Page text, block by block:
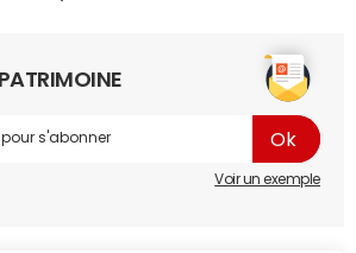
Voir un exemple